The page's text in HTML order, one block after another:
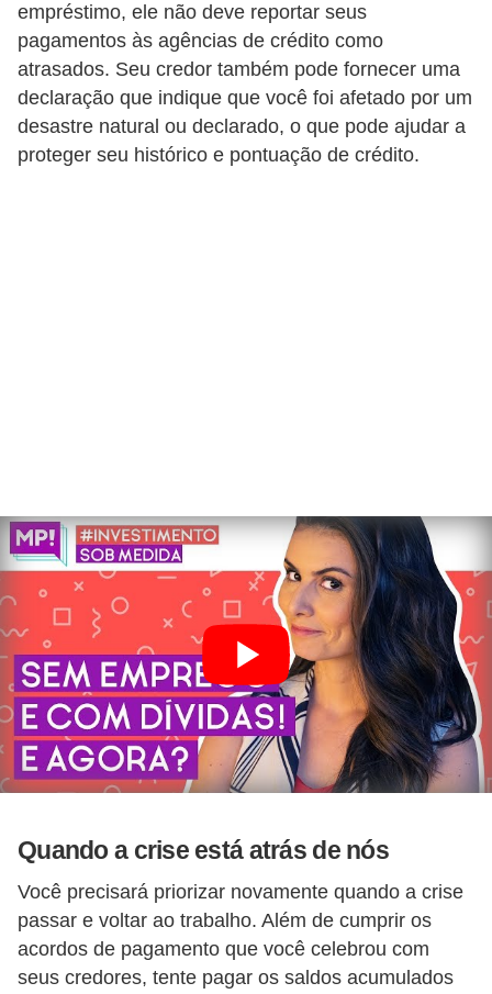
empréstimo, ele não deve reportar seus
pagamentos às agências de crédito como
atrasados. Seu credor também pode fornecer uma
declaração que indique que você foi afetado por um
desastre natural ou declarado, o que pode ajudar a
proteger seu histórico e pontuação de crédito.
Quando a crise está atrás de nós
Você precisará priorizar novamente quando a crise
passar e voltar ao trabalho. Além de cumprir os
acordos de pagamento que você celebrou com
seus credores, tente pagar os saldos acumulados